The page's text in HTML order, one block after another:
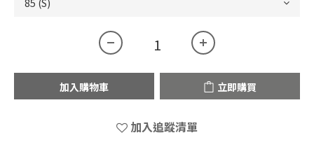
加入購物車 立即購買
加入追蹤清單